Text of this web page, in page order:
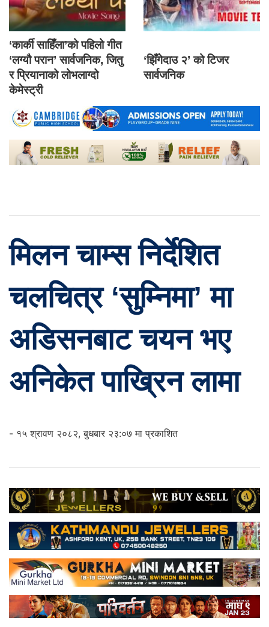
‘कार्की साहिँला’को पहिलो गीत
‘लग्यौ परान’ सार्वजनिक, जितु
र प्रियानाको लोभलाग्दो
केमेस्ट्री
‘झिँगेदाउ २’ को टिजर
सार्वजनिक
मिलन चाम्स निर्देशित
चलचित्र ‘सुम्निमा’ मा
अडिसनबाट चयन भए
अनिकेत पाख्रिन लामा
- १५ श्रावण २०८२, बुधबार २३:०७ मा प्रकाशित